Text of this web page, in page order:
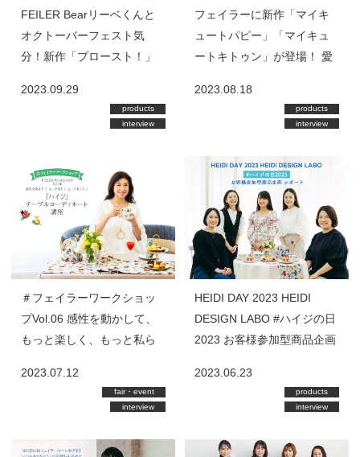
FEILER Bearリーベくんと
オクトーバーフェスト気
分！新作「プロースト！」
く！世界最大のビールの祭
典の魅力～ 前編
2023.09.29
products
interview
フェイラーに新作「マイキ
ュートパピー」「マイキュ
ートキトゥン」が登場！ 愛
タイル モデル石川 恋Special
2023.08.18
products
interview
＃フェイラーワークショッ
プVol.06 感性を動かして、
もっと楽しく、もっと私ら
ーディネート講座
2023.07.12
fair・event
interview
HEIDI DAY 2023 HEIDI
DESIGN LABO #ハイジの日
2023 お客様参加型商品企画
2023.06.23
products
interview